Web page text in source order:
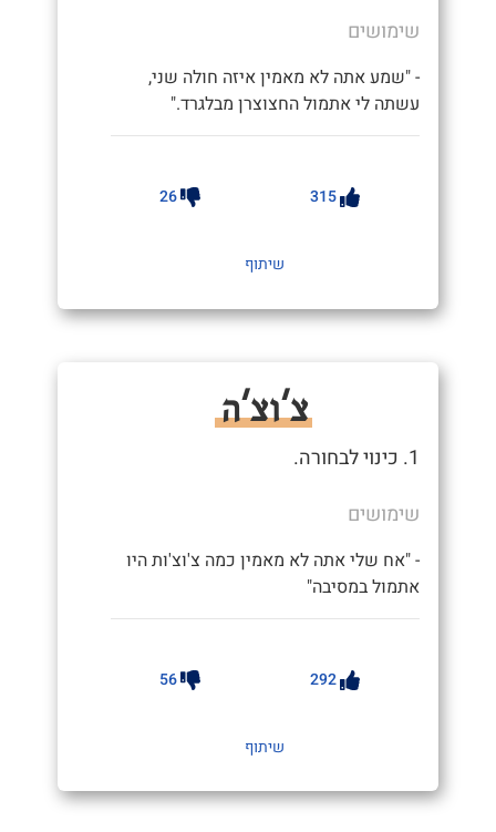
שימושים
- "שמע אתה לא מאמין איזה חולה שני,
עשתה לי אתמול החצוצרן מבלגרד."
315
26
שיתוף
צ'וצ'ה
1. כינוי לבחורה.
שימושים
- "אח שלי אתה לא מאמין כמה צ'וצ'ות היו
אתמול במסיבה"
292
56
שיתוף